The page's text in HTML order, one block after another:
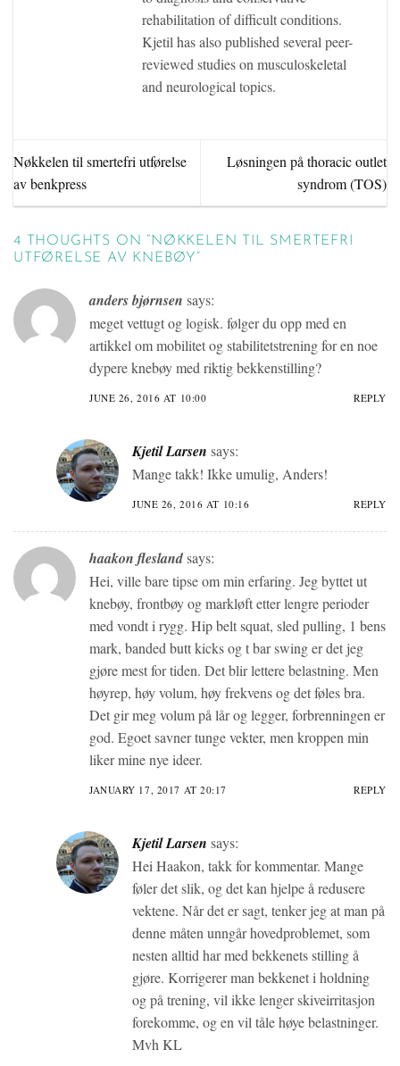
rehabilitation of difficult conditions.
Kjetil has also published several peer-
reviewed studies on musculoskeletal
and neurological topics.
Nøkkelen til smertefri utførelse
av benkpress
Løsningen på thoracic outlet
syndrom (TOS)
4 THOUGHTS ON “NØKKELEN TIL SMERTEFRI
UTFØRELSE AV KNEBØY”
anders bjørnsen says:
meget vettugt og logisk. følger du opp med en
artikkel om mobilitet og stabilitetstrening for en noe
dypere knebøy med riktig bekkenstilling?
JUNE 26, 2016 AT 10:00 REPLY
Kjetil Larsen says:
Mange takk! Ikke umulig, Anders!
JUNE 26, 2016 AT 10:16 REPLY
haakon fleslandsays:
Hei, ville bare tipse om min erfaring. Jeg byttet ut
knebøy, frontbøy og markløft etter lengre perioder
med vondt i rygg. Hip belt squat, sled pulling, 1 bens
mark, banded butt kicks og t bar swing er det jeg
gjøre mest for tiden. Det blir lettere belastning. Men
høyrep, høy volum, høy frekvens og det føles bra.
Det gir meg volum på lår og legger, forbrenningen er
god. Egoet savner tunge vekter, men kroppen min
liker mine nye ideer.
JANUARY 17, 2017 AT 20:17 REPLY
Kjetil Larsen says:
Hei Haakon, takk for kommentar. Mange
føler det slik, og det kan hjelpe å redusere
vektene. Når det er sagt, tenker jeg at man på
denne måten unngår hovedproblemet, som
nesten alltid har med bekkenets stilling å
gjøre. Korrigerer man bekkenet i holdning
og på trening, vil ikke lenger skiveirritasjon
forekomme, og en vil tåle høye belastninger.
Mvh KL